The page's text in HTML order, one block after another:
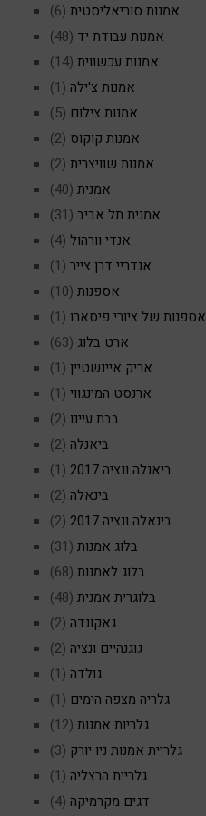
אמנות סוריאליסטית (6)
אמנות עבודת יד (48)
אמנות עכשווית (14)
אמנות צ'ילה (1)
אמנות צילום (5)
אמנות קוקוס (2)
אמנות שוויצרית (2)
אמנית (40)
אמנית תל אביב (31)
אנדי וורהול (4)
אנדריי דרן צייר (1)
אספנות (10)
אספנות של ציורי פיסארו (1)
ארט בלוג (63)
אריק איינשטיין (1)
ארנסט המינגווי (1)
בבת עיינו (2)
ביאנלה (2)
ביאנלה ונציה 2017
(1)
בינאלה (2)
בינאלה ונציה 2017
(2)
בלוג אמנות (31)
בלוג לאמנות (68)
בלוגרית אמנית (48)
גאקונדה (2)
גוגנהיים ונציה (2)
גולדה (1)
גלריה מצפה הימים (1)
גלריות אמנות (12)
גלריית אמנות ניו יורק (3)
גלריית הרצליה (1)
דגים מקרמיקה (4)